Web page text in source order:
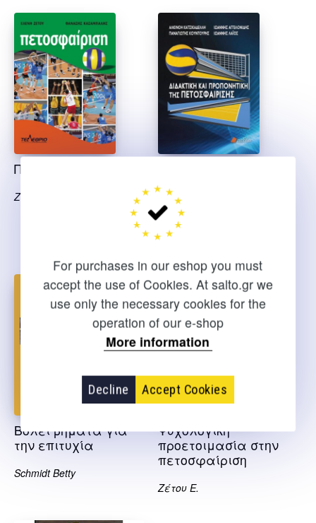
For purchases in our eshop you must
accept the use of Cookies. At salto.gr we
use only the necessary cookies for the
operation of our e-shop
More information
Decline Accept Cookies
Πετοσφαίριση
Ζέτου Ε., Κασάμπαλης Θ.
προπονητική της
πετοσφαίρισης
Αγγελονίδης Ι.,
Κατσικαδέλλη Α.,
Βόλει βήματα για
την επιτυχία
Schmidt Betty
Ψυχολογική
προετοιμασία στην
πετοσφαίριση
Ζέτου Ε.